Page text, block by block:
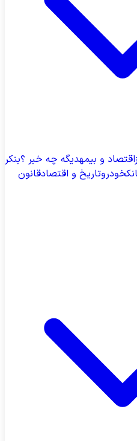
اقتصاد و بیمهدیگه چه خبر ؟بنکر
خودروتاریخ و اقتصادقانون